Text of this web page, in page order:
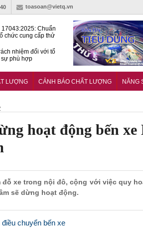
toasoan@vietq.vn
17043:2025: Chuẩn
chức cung cấp thử
nhiệm đối với tổ
phù hợp
tổng thể, dài
LƯỢNG CẢNH BÁO CHẤT LƯỢNG NĂNG
hoạt động bến xe
xe trong nội đô, cộng với việc quy
sẽ dừng hoạt động.
chuyển bến xe